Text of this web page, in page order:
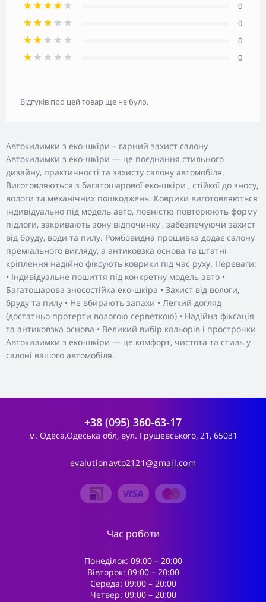
Автокилимки з еко-шкіри – гарний захист салону
Автокилимки з еко-шкіри — це поєднання стильного
дизайну, практичності та захисту салону автомобіля.
Виготовляються з багатошарової еко-шкіри , стійкої до зносу,
вологи та механічних пошкоджень. Коврики виготовляються
індивідуально під модель авто, повністю повторюють форму
підлоги, закривають зону відпочинку , забезпечуючи захист
від бруду, води та пилу. Ромбовидна прошивка додає салону
преміального вигляду, а антиковзка основа та штатні
кріплення надійно фіксують коврики під час руху. Переваги:
• Індивідуальне пошиття під конкретну модель авто •
Багатошарова зносостійка еко-шкіра • Захист від вологи,
бруду та пилу • Не вбирають запахи • Легкий догляд
(достатньо протерти вологою серветкою) • Надійна фіксація
та антиковзка основа • Великий вибір кольорів і прострочки
Автокилимки з еко-шкіри — це комфорт, чистота та стиль у
салоні вашого автомобіля.
0
0
0
0
Відгуків про цей товар ще не було.
+38 (095) 360-63-17
м. Одеса,Одеська обл, вул. Грушевського, 21, 65031
evalutionavto2121@gmail.com
Час роботи
Понеділок: 09:00 – 20:00
Вівторок: 09:00 – 20:00
Середа: 09:00 – 20:00
Четвер: 09:00 – 20:00